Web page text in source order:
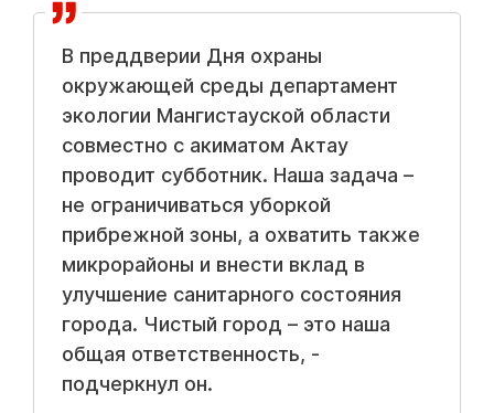
В преддверии Дня охраны
окружающей среды департамент
экологии Мангистауской области
совместно с акиматом Актау
проводит субботник. Наша задача –
не ограничиваться уборкой
прибрежной зоны, а охватить также
микрорайоны и внести вклад в
улучшение санитарного состояния
города. Чистый город – это наша
общая ответственность, -
подчеркнул он.